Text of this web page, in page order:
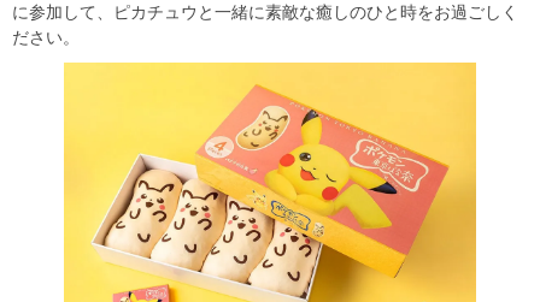
に参加して、ピカチュウと一緒に素敵な癒しのひと時をお過ごしく
ださい。